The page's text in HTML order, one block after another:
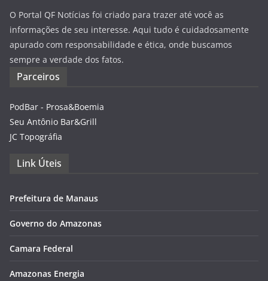
O Portal QF Notícias foi criado para trazer até você as
informações de seu interesse. Aqui tudo é cuidadosamente
apurado com responsabilidade e ética, onde buscamos
sempre a verdade dos fatos.
Parceiros
PodBar - Prosa&Boemia
Seu Antônio Bar&Grill
JC Topográfia
Link Úteis
Prefeitura de Manaus
Governo do Amazonas
Camara Federal
Amazonas Energia